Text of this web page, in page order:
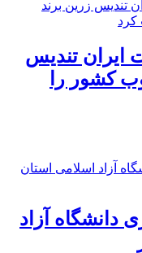
ایران تندیس
کشور را
آزاد